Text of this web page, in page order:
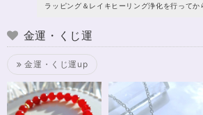
ラッピング＆レイキヒーリング浄化を行ってか
金運・くじ運
金運・くじ運up